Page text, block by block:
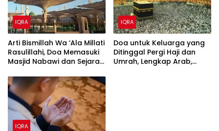
IQRA
Arti Bismillah Wa ‘Ala Millati
Rasulillahi, Doa Memasuki
Masjid Nabawi dan Sejarah
IQRA
Doa untuk Keluarga yang
Ditinggal Pergi Haji dan
Umrah, Lengkap Arab,
IQRA